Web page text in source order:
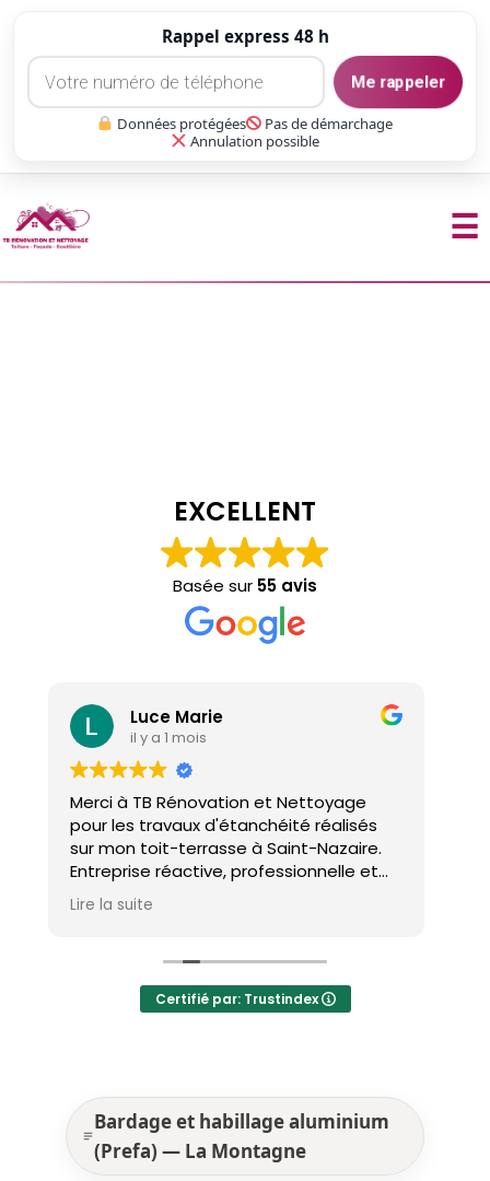
Rappel express 48 h
Me rappeler
Données protégées
Pas de démarchage
Annulation possible
☰
EXCELLENT
Basée sur 55 avis
Luce Marie
il y a 1 mois
Merci à TB Rénovation et Nettoyage
pour les travaux d'étanchéité réalisés
sur mon toit-terrasse à Saint-Nazaire.
Entreprise réactive, professionnelle et
agréable. Le travail a été réalisé avec
soin et dans les délais. Je recommande
Lire la suite
Certifié par: Trustindex
Bardage et habillage aluminium
(Prefa) — La Montagne